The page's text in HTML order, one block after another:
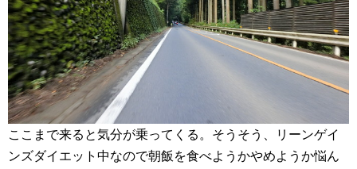
ここまで来ると気分が乗ってくる。そうそう、リーンゲイ
ンズダイエット中なので朝飯を食べようかやめようか悩ん